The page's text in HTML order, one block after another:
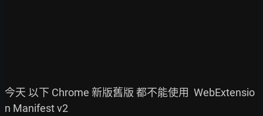
今天 以下 Chrome 新版舊版 都不能使用  WebExtensio
n Manifest v2